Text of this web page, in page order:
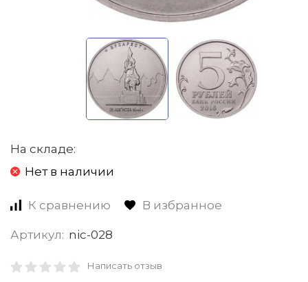
На складе:
Нет в наличии
К сравнению В избранное
Артикул: nic-028
Написать отзыв